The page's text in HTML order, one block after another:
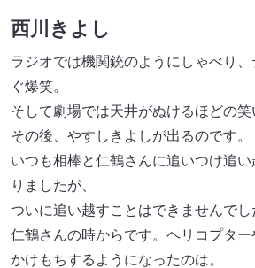
西川きよし
ラジオでは機関銃のようにしゃべり
ぐ爆笑。
そして劇場では天井がぬけるほどの笑
その後、やすしきよしが出るのです。
いつも相棒と仁鶴さんに追いつけ追
りましたが、
ついに追い越すことはできませんでし
仁鶴さんの時からです。ヘリコプタ
かけもちするようになったのは。